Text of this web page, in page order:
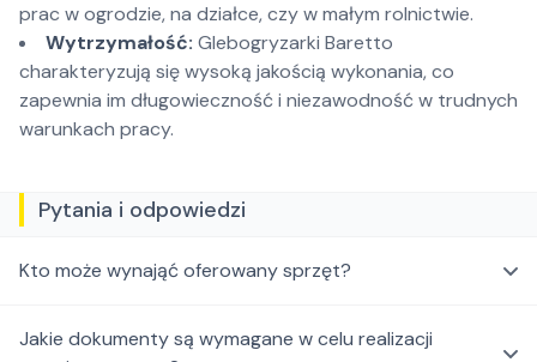
prac w ogrodzie, na działce, czy w małym rolnictwie.
Wytrzymałość: Glebogryzarki Baretto
charakteryzują się wysoką jakością wykonania, co
zapewnia im długowieczność i niezawodność w trudnych
warunkach pracy.
Pytania i odpowiedzi
Kto może wynająć oferowany sprzęt?
Jakie dokumenty są wymagane w celu realizacji